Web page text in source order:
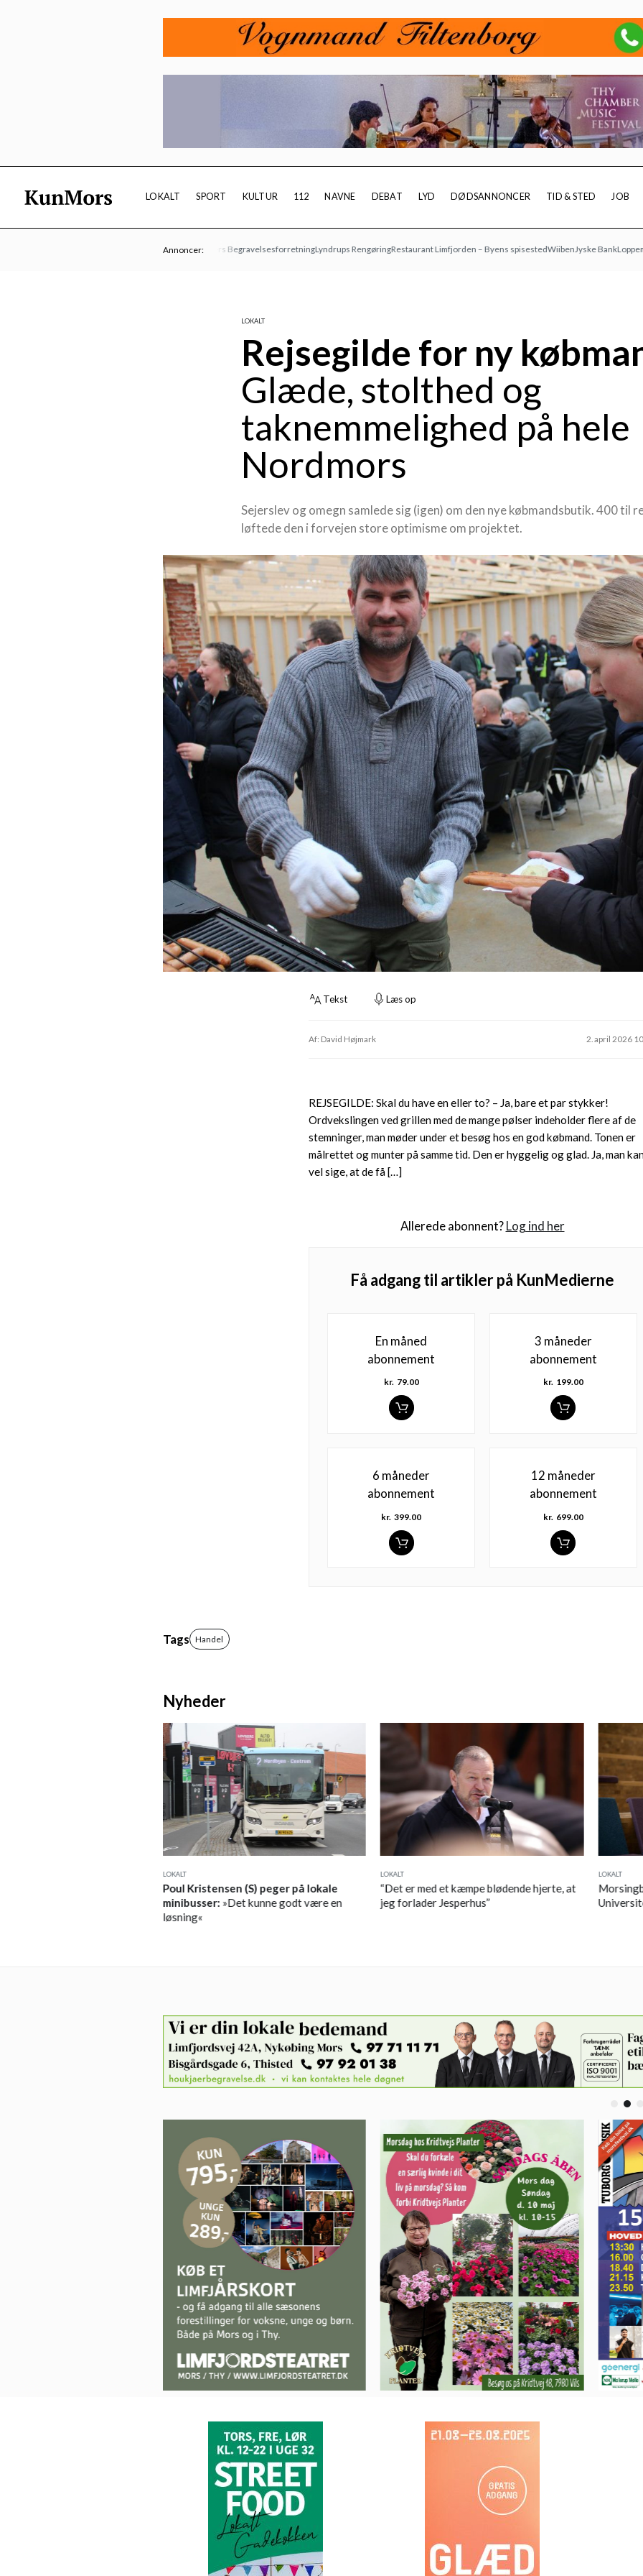
LOKALT SPORT KULTUR 112 NAVNE DEBAT LYD DØDSANNONCER TID & STED JOB
Annoncer:
Kulturmødet Mors 21- 23.08Vesters BegravelsesforretningLyndrups RengøringRestaurant Limfjorden – Byens spisestedWiibenJyske Bank
LOKALT
Rejsegilde for ny
Glæde, stolthed og
taknemmelighed på hele
Nordmors
Sejerslev og omegn samlede sig (igen) om den nye købmandsbutik. 400 til
løftede den i forvejen store optimisme om projektet.
Tekst Læs op
Af: David Højmark 2. april 2026
REJSEGILDE: Skal du have en eller to? – Ja, bare et par stykker!
Ordvekslingen ved grillen med de mange pølser indeholder flere af de
stemninger, man møder under et besøg hos en god købmand. Tonen er
målrettet og munter på samme tid. Den er hyggelig og glad. Ja, man
vel sige, at de få […]
Allerede abonnent?Log ind her
Få adgang til artikler på KunMedierne
En måned
abonnement
kr. 79.00
3 måneder
abonnement
kr. 199.00
6 måneder
abonnement
kr. 399.00
12 måneder
abonnement
kr. 699.00
Tags Handel
Nyheder
LOKALT
Poul Kristensen (S) peger på lokale
minibusser: »Det kunne godt være en
løsning«
LOKALT
“Det er med et kæmpe blødende hjerte, at
jeg forlader Jesperhus”
LOKALT